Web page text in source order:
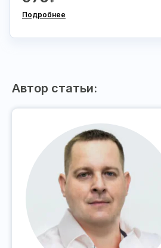
Подробнее
Автор статьи: